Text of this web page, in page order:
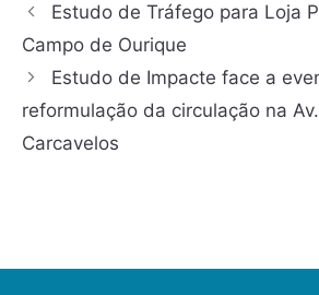
Estudo de Tráfego para Loja
Campo de Ourique
Estudo de Impacte face a
reformulação da circulação na
Carcavelos